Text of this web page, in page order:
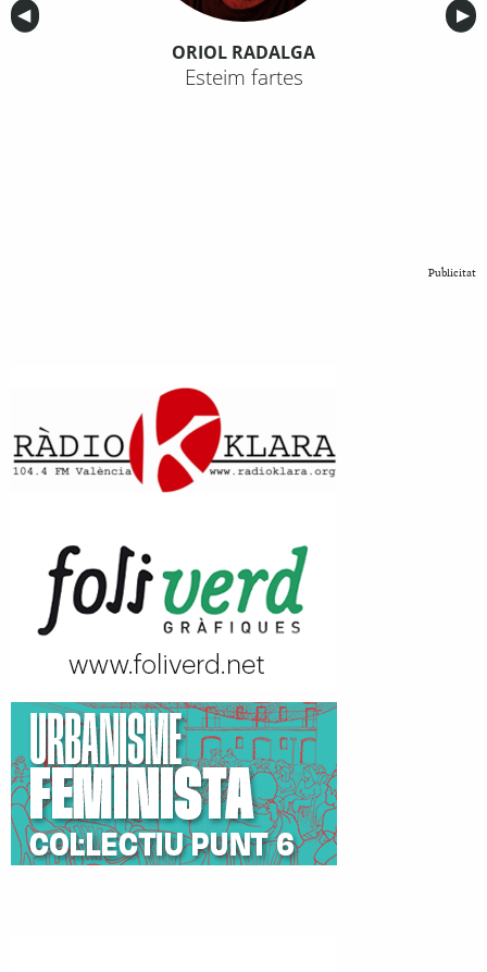
Anterior
◀︎ ▶︎
ORIOL RADALGA
Esteim fartes
Publicitat